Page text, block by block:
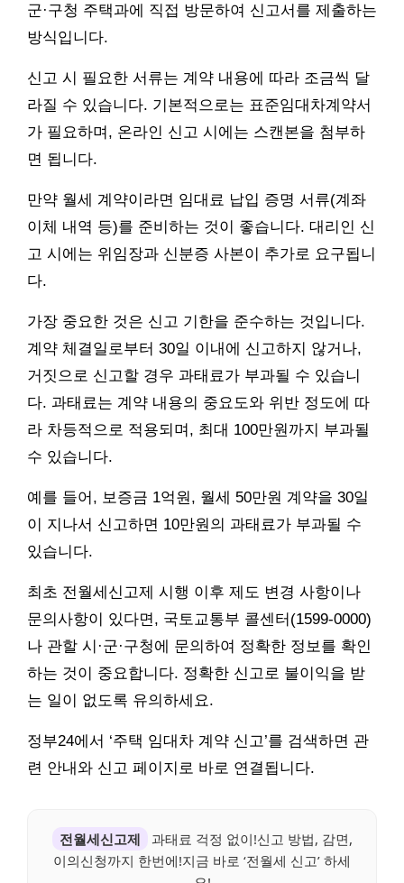
군·구청 주택과에 직접 방문하여 신고서를 제출하는
방식입니다.
신고 시 필요한 서류는 계약 내용에 따라 조금씩 달
라질 수 있습니다. 기본적으로는 표준임대차계약서
가 필요하며, 온라인 신고 시에는 스캔본을 첨부하
면 됩니다.
만약 월세 계약이라면 임대료 납입 증명 서류(계좌
이체 내역 등)를 준비하는 것이 좋습니다. 대리인 신
고 시에는 위임장과 신분증 사본이 추가로 요구됩니
다.
가장 중요한 것은 신고 기한을 준수하는 것입니다.
계약 체결일로부터 30일 이내에 신고하지 않거나,
거짓으로 신고할 경우 과태료가 부과될 수 있습니
다. 과태료는 계약 내용의 중요도와 위반 정도에 따
라 차등적으로 적용되며, 최대 100만원까지 부과될
수 있습니다.
예를 들어, 보증금 1억원, 월세 50만원 계약을 30일
이 지나서 신고하면 10만원의 과태료가 부과될 수
있습니다.
최초 전월세신고제 시행 이후 제도 변경 사항이나
문의사항이 있다면, 국토교통부 콜센터(1599-0000)
나 관할 시·군·구청에 문의하여 정확한 정보를 확인
하는 것이 중요합니다. 정확한 신고로 불이익을 받
는 일이 없도록 유의하세요.
정부24에서 ‘주택 임대차 계약 신고’를 검색하면 관
련 안내와 신고 페이지로 바로 연결됩니다.
전월세신고제
과태료 걱정 없이!신고 방법, 감면,
이의신청까지 한번에!지금 바로 ‘전월세 신고’ 하세